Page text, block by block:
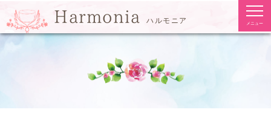
Harmonia ハルモニア メニュー